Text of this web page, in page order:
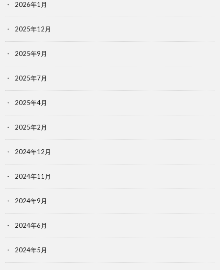
2026年1月
2025年12月
2025年9月
2025年7月
2025年4月
2025年2月
2024年12月
2024年11月
2024年9月
2024年6月
2024年5月